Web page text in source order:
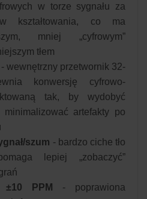
w torze sygnału za
kształtowania, co ma
mniej „cyfrowym”
tłem
- wewnętrzny przetwornik 32-
konwersję cyfrowo-
tak, by wydobyć
artefakty po
szum - bardzo ciche tło
lepiej „zobaczyć”
±10 PPM
- poprawiona